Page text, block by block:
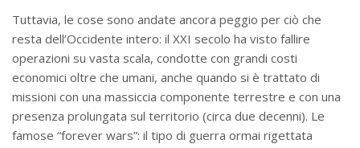
Tuttavia, le cose sono andate ancora peggio per ciò che
resta dell’Occidente intero: il XXI secolo ha visto fallire
operazioni su vasta scala, condotte con grandi costi
economici oltre che umani, anche quando si è trattato di
missioni con una massiccia componente terrestre e con una
presenza prolungata sul territorio (circa due decenni). Le
famose “forever wars”: il tipo di guerra ormai rigettata